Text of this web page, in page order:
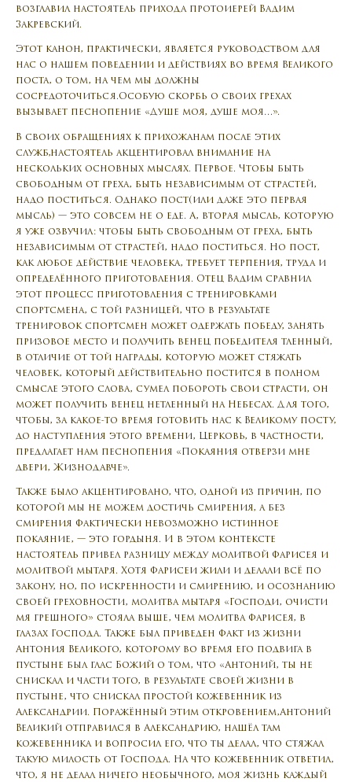
возглавил настоятель прихода протоиерей Вадим
Закревский.
Этот канон, практически, является руководством для
нас о нашем поведении и действиях во время Великого
поста, о том, на чем мы должны
сосредоточиться.Особую скорбь о своих грехах
вызывает песнопение «Душе моя, душе моя…».
В своих обращениях к прихожанам после этих
служб,настоятель акцентировал внимание на
нескольких основных мыслях. Первое. Чтобы быть
свободным от греха, быть независимым от страстей,
надо поститься. Однако пост(или даже это первая
мысль) — это совсем не о еде. А, вторая мысль, которую
я уже озвучил: чтобы быть свободным от греха, быть
независимым от страстей, надо поститься. Но пост,
как любое действие человека, требует терпения, труда и
определённого приготовления. Отец Вадим сравнил
этот процесс приготовления с тренировками
спортсмена, с той разницей, что в результате
тренировок спортсмен может одержать победу, занять
призовое место и получить венец победителя тленный,
в отличие от той награды, которую может стяжать
человек, который действительно постится в полном
смысле этого слова, сумел побороть свои страсти, он
может получить венец нетленный на Небесах. Для того,
чтобы, за какое-то время готовить нас к Великому посту,
до наступления этого времени, Церковь, в частности,
предлагает нам песнопения «Покаяния отверзи мне
двери, Жизнодавче».
Также было акцентировано, что, одной из причин, по
которой мы не можем достичь смирения, а без
смирения фактически невозможно истинное
покаяние, — это гордыня. И в этом контексте
настоятель привел разницу между молитвой фарисея и
молитвой мытаря. Хотя фарисеи жили и делали всё по
закону, но, по искренности и смирению, и осознанию
своей греховности, молитва мытаря «Господи, очисти
мя грешного» стояла выше, чем молитва фарисея, в
глазах Господа. Также был приведен факт из жизни
Антония Великого, которому во время его подвига в
пустыне был глас Божий о том, что «Антоний, ты не
снискал и части того, в результате своей жизни в
пустыне, что снискал простой кожевенник из
Александрии. Поражённый этим откровением,Антоний
Великий отправился в Александрию, нашёл там
кожевенника и вопросил его, что ты делал, что стяжал
такую милость от Господа. На что кожевенник ответил,
что, я не делал ничего необычного, моя жизнь каждый